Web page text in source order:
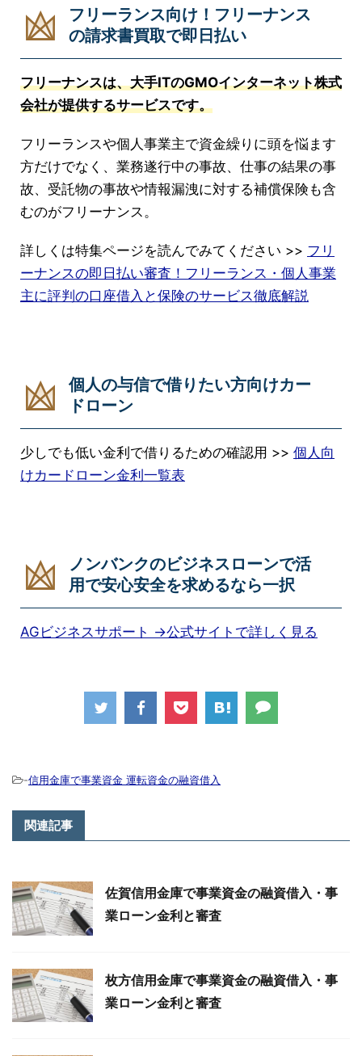
フリーランス向け！フリーナンス
の請求書買取で即日払い
フリーナンスは、大手ITのGMOインターネット株式
会社が提供するサービスです。
フリーランスや個人事業主で資金繰りに頭を悩ます
方だけでなく、業務遂行中の事故、仕事の結果の事
故、受託物の事故や情報漏洩に対する補償保険も含
むのがフリーナンス。
詳しくは特集ページを読んでみてください >> フリ
ーナンスの即日払い審査！フリーランス・個人事業
主に評判の口座借入と保険のサービス徹底解説
個人の与信で借りたい方向けカー
ドローン
少しでも低い金利で借りるための確認用 >> 個人向
けカードローン金利一覧表
ノンバンクのビジネスローンで活
用で安心安全を求めるなら一択
AGビジネスサポート →公式サイトで詳しく見る
-信用金庫で事業資金 運転資金の融資借入
関連記事
佐賀信用金庫で事業資金の融資借入・事
業ローン金利と審査
枚方信用金庫で事業資金の融資借入・事
業ローン金利と審査